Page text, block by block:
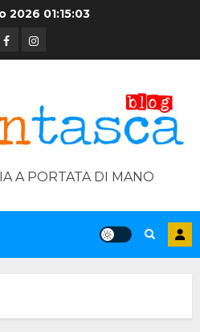
2026 01:15:03
FacebookInstagram
A PORTATA DI MANO